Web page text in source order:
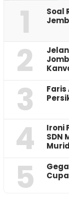
1
‎Soal
2
3
4
Ironi
SDN
5